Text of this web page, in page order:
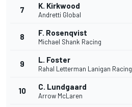
7 K. Kirkwood
Andretti Global
8 F. Rosenqvist
Michael Shank Racing
9 L. Foster
Rahal Letterman Lanigan Racing
10 C. Lundgaard
Arrow McLaren